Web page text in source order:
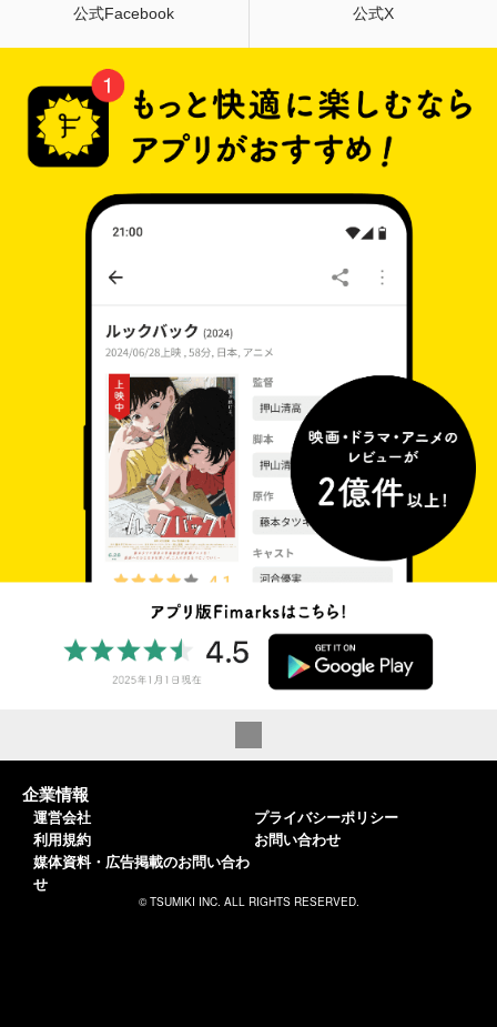
公式Facebook 公式X
企業情報
運営会社
利用規約
媒体資料・広告掲載のお問い合わ
せ
プライバシーポリシー
お問い合わせ
© TSUMIKI INC. ALL RIGHTS RESERVED.